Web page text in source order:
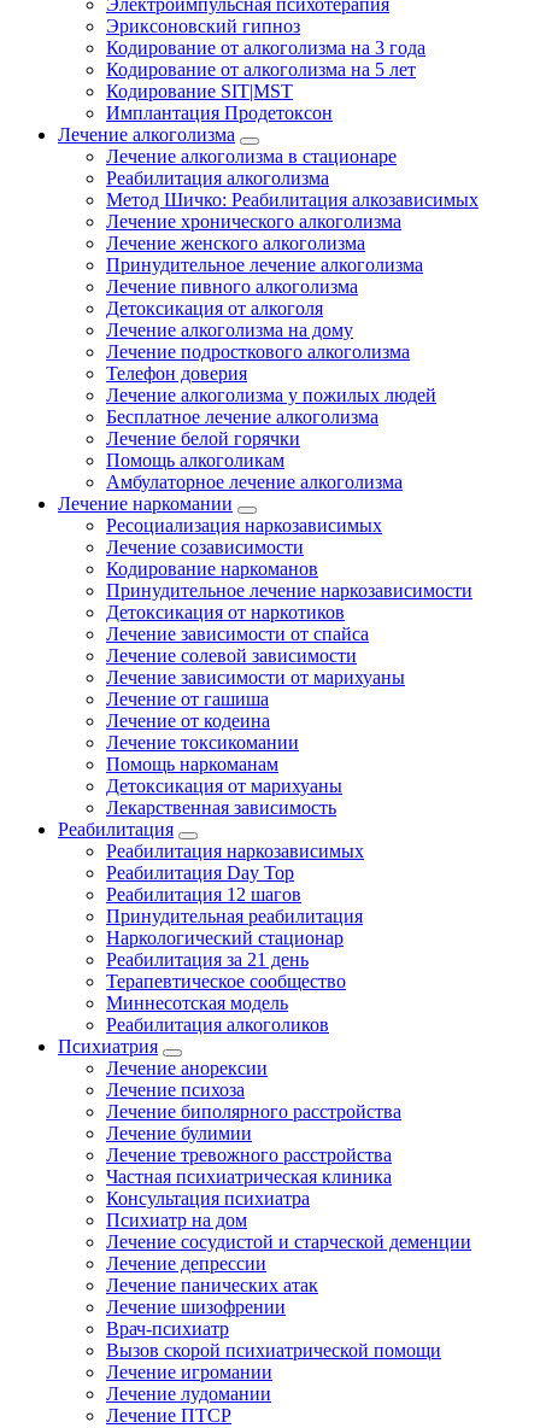
Электроимпульсная психотерапия
Эриксоновский гипноз
Кодирование от алкоголизма на 3 года
Кодирование от алкоголизма на 5 лет
Кодирование SIT|MST
Имплантация Продетоксон
Лечение алкоголизма
Лечение алкоголизма в стационаре
Реабилитация алкоголизма
Метод Шичко: Реабилитация алкозависимых
Лечение хронического алкоголизма
Лечение женского алкоголизма
Принудительное лечение алкоголизма
Лечение пивного алкоголизма
Детоксикация от алкоголя
Лечение алкоголизма на дому
Лечение подросткового алкоголизма
Телефон доверия
Лечение алкоголизма у пожилых людей
Бесплатное лечение алкоголизма
Лечение белой горячки
Помощь алкоголикам
Амбулаторное лечение алкоголизма
Лечение наркомании
Ресоциализация наркозависимых
Лечение созависимости
Кодирование наркоманов
Принудительное лечение наркозависимости
Детоксикация от наркотиков
Лечение зависимости от спайса
Лечение солевой зависимости
Лечение зависимости от марихуаны
Лечение от гашиша
Лечение от кодеина
Лечение токсикомании
Помощь наркоманам
Детоксикация от марихуаны
Лекарственная зависимость
Реабилитация
Реабилитация наркозависимых
Реабилитация Day Top
Реабилитация 12 шагов
Принудительная реабилитация
Наркологический стационар
Реабилитация за 21 день
Терапевтическое сообщество
Миннесотская модель
Реабилитация алкоголиков
Психиатрия
Лечение анорексии
Лечение психоза
Лечение биполярного расстройства
Лечение булимии
Лечение тревожного расстройства
Частная психиатрическая клиника
Консультация психиатра
Психиатр на дом
Лечение сосудистой и старческой деменции
Лечение депрессии
Лечение панических атак
Лечение шизофрении
Врач-психиатр
Вызов скорой психиатрической помощи
Лечение игромании
Лечение лудомании
Лечение ПТСР